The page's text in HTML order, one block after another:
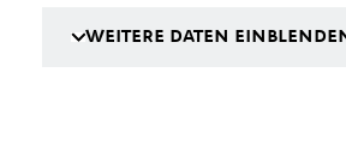
WEITERE DATEN